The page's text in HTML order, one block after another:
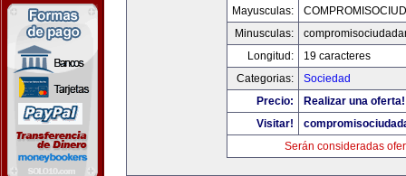
Mayusculas:
Minusculas:
Longitud:
19 caracteres
Categorias:
Sociedad
Precio:
Realizar una oferta!
Visitar!
Serán consideradas